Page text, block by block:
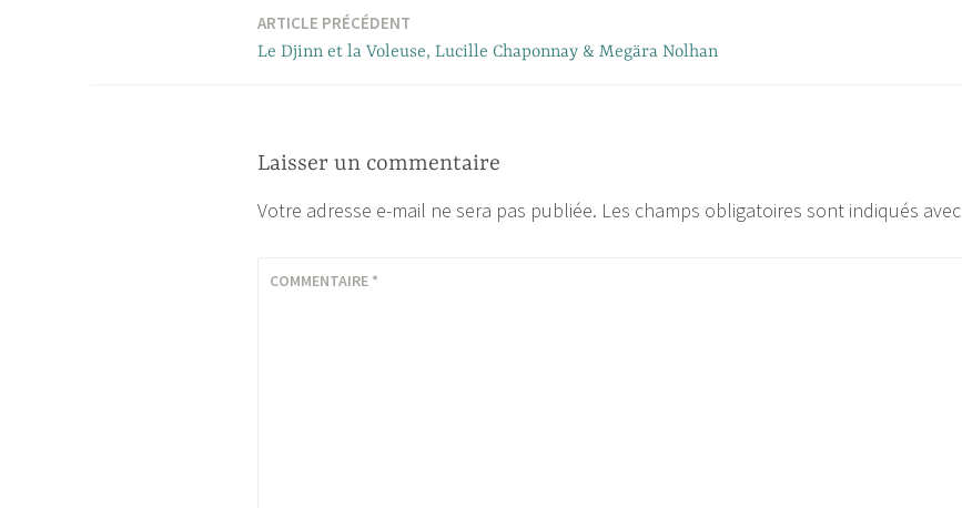
ARTICLE PRÉCÉDENT
Le Djinn et la Voleuse, Lucille Chaponnay & Megära Nolhan
Laisser un commentaire
Votre adresse e-mail ne sera pas publiée. Les champs obligatoires sont indiqués avec
COMMENTAIRE *